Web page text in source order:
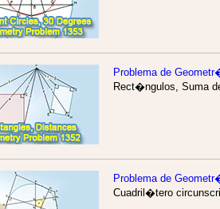
Problema de
Rect�ngulos, Suma
Problema de
Cuadril�tero